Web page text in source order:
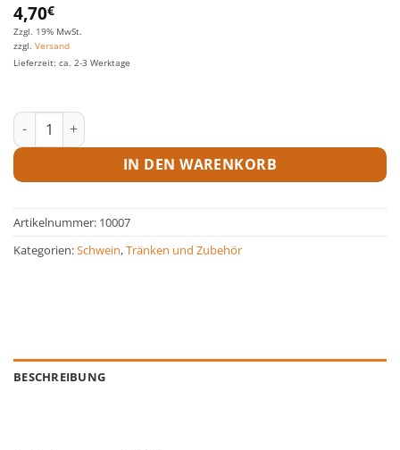
4,70€
Zzgl. 19% MwSt.
zzgl. Versand
Lieferzeit: ca. 2-3 Werktage
T-Stück reduziert Menge
IN DEN WARENKORB
Artikelnummer: 10007
Kategorien:Schwein,Tränken und Zubehör
BESCHREIBUNG